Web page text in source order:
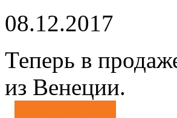
08.12.2017
Теперь в
из Венеции.